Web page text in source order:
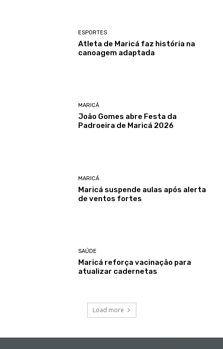
ESPORTES
Atleta de Maricá faz história na
canoagem adaptada
MARICÁ
João Gomes abre Festa da
Padroeira de Maricá 2026
MARICÁ
Maricá suspende aulas após alerta
de ventos fortes
SAÚDE
Maricá reforça vacinação para
atualizar cadernetas
Load more